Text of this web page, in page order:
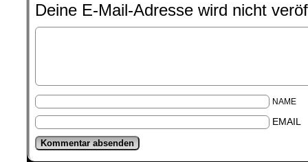
Deine E-Mail-Adresse wird nicht
NAME
EMAIL